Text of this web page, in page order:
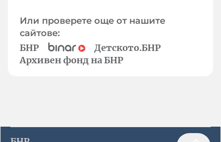
Или проверете още от нашите
сайтове:
БНР
Детското.БНР
Архивен фонд на БНР